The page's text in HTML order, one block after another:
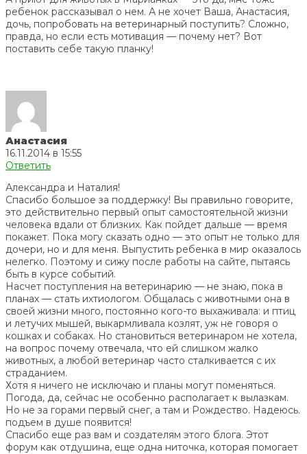
ребенок рассказывал о нем. А не хочет Ваша, Анастасия,
дочь, попробовать на ветеринарный поступить? Сложно,
правда, но если есть мотивация — почему нет? Вот
поставить себе такую планку!
Анастасия
16.11.2014 в 15:55
Ответить
Александра и Наталия!
Спасибо большое за поддержку! Вы правильно говорите,
это действительно первый опыт самостоятельной жизни
человека вдали от близких. Как пойдет дальше — время
покажет. Пока могу сказать одно — это опыт не только для
дочери, но и для меня. Выпустить ребенка в мир оказалось
нелегко. Поэтому и сижу после работы на сайте, пытаясь
быть в курсе событий.
Насчет поступления на ветеринарию — не знаю, пока в
планах — стать ихтиологом. Общалась с животными она в
своей жизни много, постоянно кого-то выхаживала: и птиц
и летучих мышей, выкармливала козлят, уж не говоря о
кошках и собаках. Но становиться ветеринаром не хотела,
на вопрос почему отвечала, что ей слишком жалко
животных, а любой ветеринар часто сталкивается с их
страданием.
Хотя я ничего не исключаю и планы могут поменяться.
Погода, да, сейчас не особенно располагает к вылазкам.
Но не за горами первый снег, а там и Рождество. Надеюсь.
подъем в душе появится!
Спасибо еще раз вам и создателям этого блога. Этот
форум как отдушина, еще одна ниточка, которая помогает